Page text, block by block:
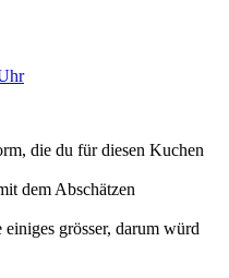
die du für die­sen Kuchen
dem Abschät­zen
grös­ser, dar­um würd